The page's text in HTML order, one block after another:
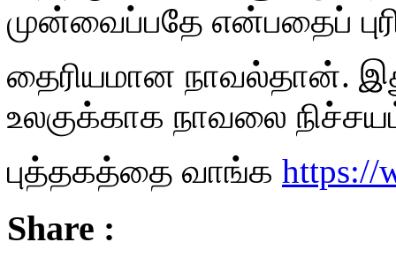
முன்வைப்பதே என்பதைப்
தைரியமான நாவல்தான்.
உலகுக்காக நாவலை
புத்தகத்தை வாங்க https://
Share :